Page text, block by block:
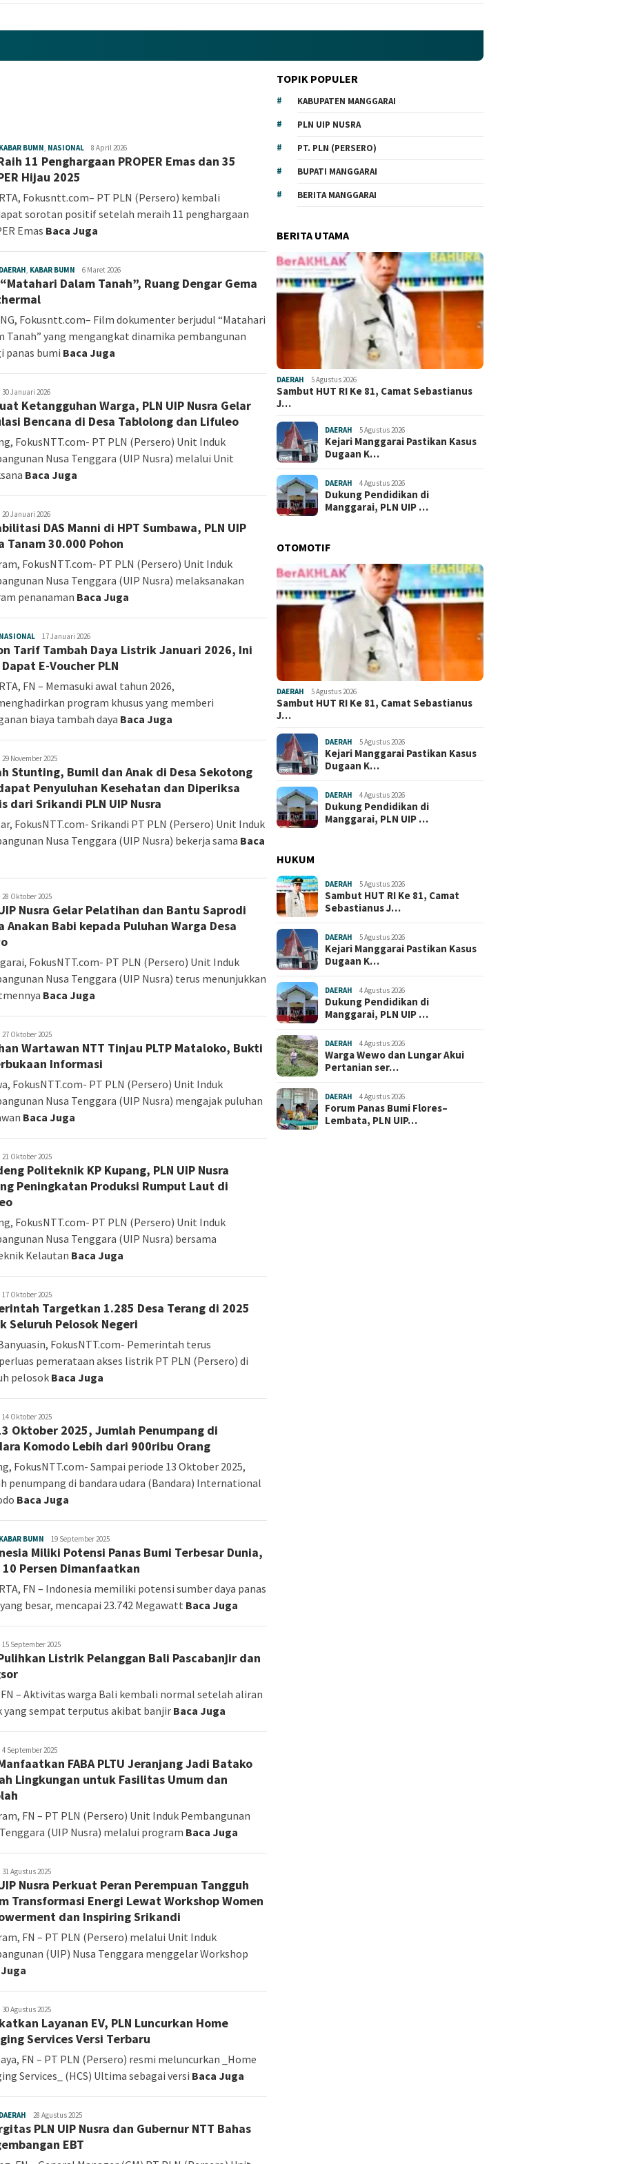
KABAR BUMN, NASIONAL Klaudia
Saiman
8 April 2026
11 Penghargaan PROPER Emas dan 35
Hijau 2025
Fokusntt.com– PT PLN (Persero) kembali
sorotan positif setelah meraih 11 penghargaan
Emas Baca Juga
DAERAH, KABAR BUMN Klaudia
Saiman
6 Maret 2026
Dalam Tanah”, Ruang Dengar Gema
Fokusntt.com– Film dokumenter berjudul “Matahari
Tanah” yang mengangkat dinamika pembangunan
panas bumi Baca Juga
redaksi
30 Januari 2026
Ketangguhan Warga, PLN UIP Nusra Gelar
Bencana di Desa Tablolong dan Lifuleo
FokusNTT.com- PT PLN (Persero) Unit Induk
Nusa Tenggara (UIP Nusra) melalui Unit
Baca Juga
redaksi
20 Januari 2026
DAS Manni di HPT Sumbawa, PLN UIP
Tanam 30.000 Pohon
FokusNTT.com- PT PLN (Persero) Unit Induk
Nusa Tenggara (UIP Nusra) melaksanakan
penanaman Baca Juga
NASIONAL redaksi
17 Januari 2026
Tarif Tambah Daya Listrik Januari 2026, Ini
E-Voucher PLN
FN – Memasuki awal tahun 2026,
program khusus yang memberi
biaya tambah daya Baca Juga
redaksi
29 November 2025
Stunting, Bumil dan Anak di Desa Sekotong
Penyuluhan Kesehatan dan Diperiksa
dari Srikandi PLN UIP Nusra
FokusNTT.com- Srikandi PT PLN (Persero) Unit Induk
Nusa Tenggara (UIP Nusra) bekerja sama Baca
redaksi
28 Oktober 2025
Nusra Gelar Pelatihan dan Bantu Saprodi
Anakan Babi kepada Puluhan Warga Desa
FokusNTT.com- PT PLN (Persero) Unit Induk
Nusa Tenggara (UIP Nusra) terus menunjukkan
Baca Juga
redaksi
27 Oktober 2025
Wartawan NTT Tinjau PLTP Mataloko, Bukti
Informasi
FokusNTT.com- PT PLN (Persero) Unit Induk
Nusa Tenggara (UIP Nusra) mengajak puluhan
Baca Juga
redaksi
21 Oktober 2025
Politeknik KP Kupang, PLN UIP Nusra
Peningkatan Produksi Rumput Laut di
FokusNTT.com- PT PLN (Persero) Unit Induk
Nusa Tenggara (UIP Nusra) bersama
Kelautan Baca Juga
redaksi
17 Oktober 2025
Targetkan 1.285 Desa Terang di 2025
Seluruh Pelosok Negeri
FokusNTT.com- Pemerintah terus
pemerataan akses listrik PT PLN (Persero) di
pelosok Baca Juga
redaksi
14 Oktober 2025
Oktober 2025, Jumlah Penumpang di
Komodo Lebih dari 900ribu Orang
FokusNTT.com- Sampai periode 13 Oktober 2025,
penumpang di bandara udara (Bandara) International
Baca Juga
KABAR BUMN Angelina
Sonia
19 September 2025
Miliki Potensi Panas Bumi Terbesar Dunia,
10 Persen Dimanfaatkan
FN – Indonesia memiliki potensi sumber daya panas
besar, mencapai 23.742 Megawatt Baca Juga
Angelina
15 September 2025
Listrik Pelanggan Bali Pascabanjir dan
FN – Aktivitas warga Bali kembali normal setelah aliran
sempat terputus akibat banjir Baca Juga
Fokus
4 September 2025
FABA PLTU Jeranjang Jadi Batako
Lingkungan untuk Fasilitas Umum dan
FN – PT PLN (Persero) Unit Induk Pembangunan
(UIP Nusra) melalui program Baca Juga
Fokus
31 Agustus 2025
Nusra Perkuat Peran Perempuan Tangguh
Transformasi Energi Lewat Workshop Women
dan Inspiring Srikandi
FN – PT PLN (Persero) melalui Unit Induk
(UIP) Nusa Tenggara menggelar Workshop
Fokus
30 Agustus 2025
Layanan EV, PLN Luncurkan Home
Services Versi Terbaru
FN – PT PLN (Persero) resmi meluncurkan _Home
Services_ (HCS) Ultima sebagai versi Baca Juga
DAERAH Fokus
NTT
28 Agustus 2025
PLN UIP Nusra dan Gubernur NTT Bahas
EBT
TOPIK POPULER
KABUPATEN MANGGARAI
PLN UIP NUSRA
PT. PLN (PERSERO)
BUPATI MANGGARAI
BERITA MANGGARAI
BERITA UTAMA
DAERAH 5 Agustus 2026
Sambut HUT RI Ke 81, Camat Sebastianus
J…
DAERAH 5 Agustus 2026
Kejari Manggarai Pastikan Kasus
Dugaan K…
DAERAH 4 Agustus 2026
Dukung Pendidikan di
Manggarai, PLN UIP …
OTOMOTIF
DAERAH 5 Agustus 2026
Sambut HUT RI Ke 81, Camat Sebastianus
J…
DAERAH 5 Agustus 2026
Kejari Manggarai Pastikan Kasus
Dugaan K…
DAERAH 4 Agustus 2026
Dukung Pendidikan di
Manggarai, PLN UIP …
HUKUM
DAERAH 5 Agustus 2026
Sambut HUT RI Ke 81, Camat
Sebastianus J…
DAERAH 5 Agustus 2026
Kejari Manggarai Pastikan Kasus
Dugaan K…
DAERAH 4 Agustus 2026
Dukung Pendidikan di
Manggarai, PLN UIP …
DAERAH 4 Agustus 2026
Warga Wewo dan Lungar Akui
Pertanian ser…
DAERAH 4 Agustus 2026
Forum Panas Bumi Flores–
Lembata, PLN UIP…